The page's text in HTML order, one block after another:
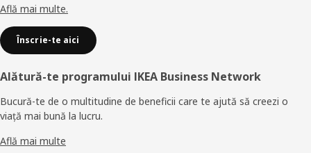
Află mai multe.
Înscrie-te aici
Alătură-te programului IKEA Business Network
Bucură-te de o multitudine de beneficii care te ajută să creezi o
viață mai bună la lucru.
Află mai multe